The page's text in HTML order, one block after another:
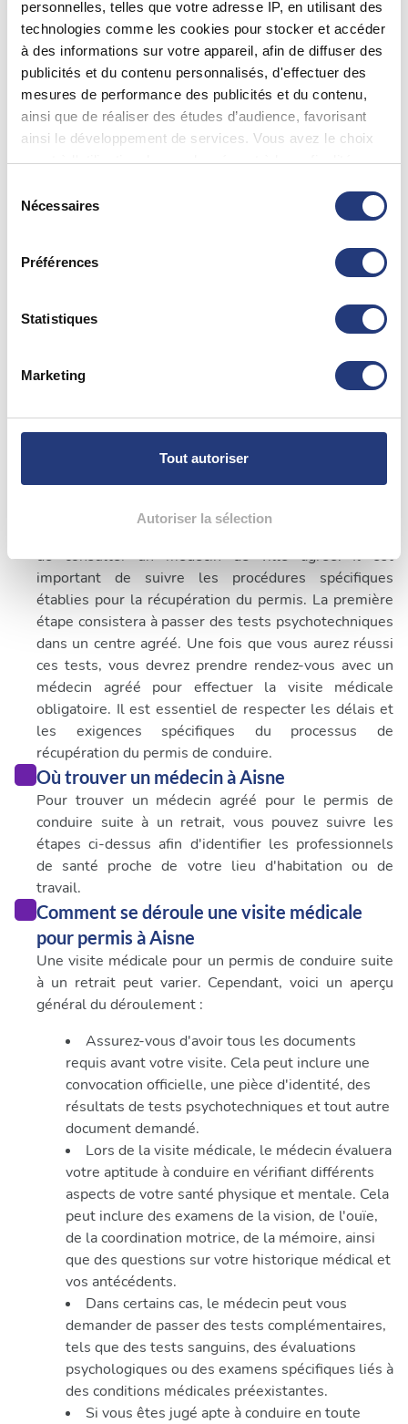
personnelles, telles que votre adresse IP, en utilisant des
technologies comme les cookies pour stocker et accéder
à des informations sur votre appareil, afin de diffuser des
publicités et du contenu personnalisés, d'effectuer des
mesures de performance des publicités et du contenu,
ainsi que de réaliser des études d’audience, favorisant
ainsi le développement de services. Vous avez le choix
quant à l'utilisation de vos données et à leurs finalités.
tout moment en consultant la Déclaration relative aux
cookies ou en cliquant sur l'icône de confidentialité.
Si vous le permettez, nous aimerions également :
géographique qui peuvent être précises à plusieurs
Identifier votre appareil en l'analysant activement
pour en relever les caractéristiques spécifiques
Pour en savoir plus sur le traitement de vos données
personnelles et définir vos préférences, reportez-vous à
déclaration sur les cookies.
Les cookies nous permettent de personnaliser le contenu
et les annonces, d'offrir des fonctionnalités relatives aux
médias sociaux et d'analyser notre trafic. Nous
partageons également des informations sur l'utilisation de
notre site avec nos partenaires de médias sociaux, de
publicité et d'analyse, qui peuvent combiner celles-ci
avec d'autres informations que vous leur avez fournies
ou qu'ils ont collectées lors de votre utilisation de leurs
services.
Nécessaires
Préférences
Statistiques
Marketing
Tout autoriser
Autoriser la sélection
La Capelle (02260)
0323973322
02 - Aisne
FREDERIC BELLAU
Villeneuve-Saint-Germain (02200)
02 - Aisne
Soissons (02200)
Quand consulter un médecin pour permis de
conduire à Aisne
Lors d'un retrait de permis de conduire qui n'est pas
de consulter un médecin de ville agréé. Il est
important de suivre les procédures spécifiques
établies pour la récupération du permis. La première
étape consistera à passer des tests psychotechniques
dans un centre agréé. Une fois que vous aurez réussi
ces tests, vous devrez prendre rendez-vous avec un
médecin agréé pour effectuer la visite médicale
obligatoire. Il est essentiel de respecter les délais et
les exigences spécifiques du processus de
récupération du permis de conduire.
Où trouver un médecin à Aisne
Pour trouver un médecin agréé pour le permis de
conduire suite à un retrait, vous pouvez suivre les
étapes ci-dessus afin d'identifier les professionnels
de santé proche de votre lieu d'habitation ou de
travail.
Comment se déroule une visite médicale
pour permis à Aisne
Une visite médicale pour un permis de conduire suite
à un retrait peut varier. Cependant, voici un aperçu
général du déroulement :
Assurez-vous d'avoir tous les documents
requis avant votre visite. Cela peut inclure une
convocation officielle, une pièce d'identité, des
résultats de tests psychotechniques et tout autre
document demandé.
Lors de la visite médicale, le médecin évaluera
votre aptitude à conduire en vérifiant différents
aspects de votre santé physique et mentale. Cela
peut inclure des examens de la vision, de l'ouïe,
de la coordination motrice, de la mémoire, ainsi
que des questions sur votre historique médical et
vos antécédents.
Dans certains cas, le médecin peut vous
demander de passer des tests complémentaires,
tels que des tests sanguins, des évaluations
psychologiques ou des examens spécifiques liés à
des conditions médicales préexistantes.
Si vous êtes jugé apte à conduire en toute